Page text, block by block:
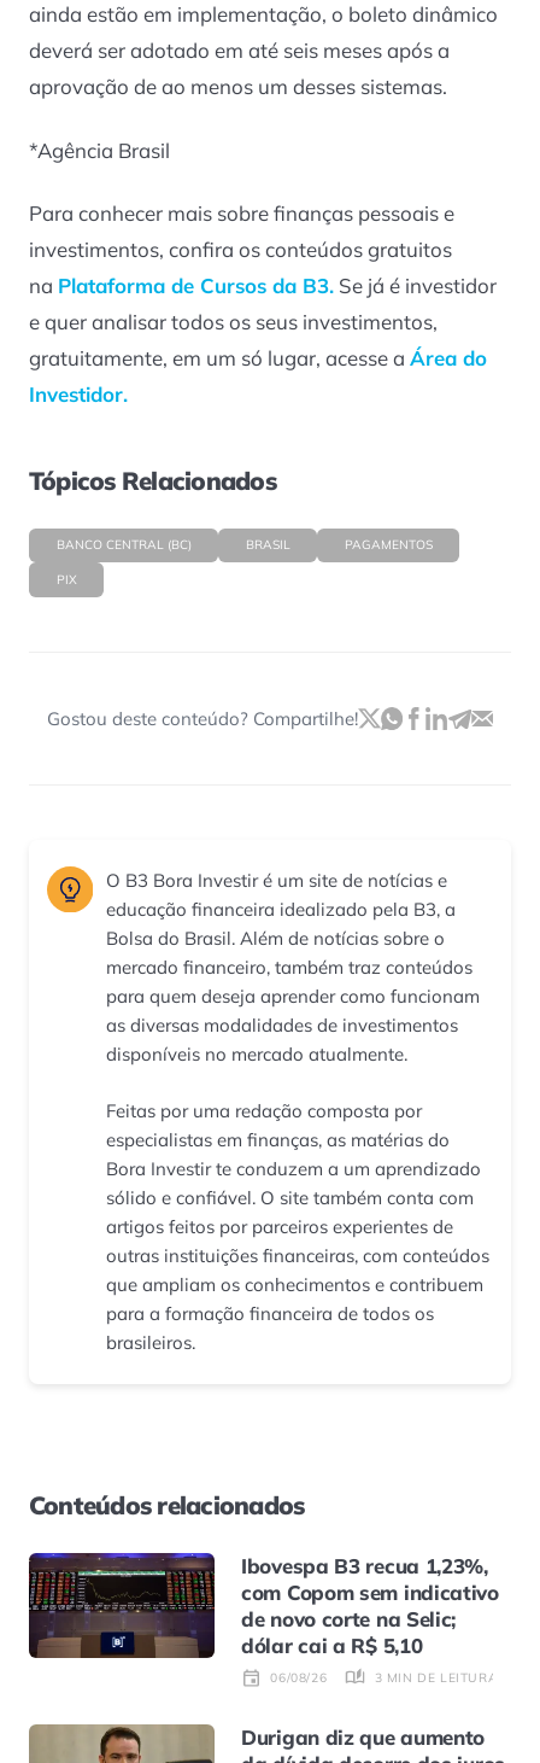
ainda estão em implementação, o boleto dinâmico
deverá ser adotado em até seis meses após a
aprovação de ao menos um desses sistemas.
*Agência Brasil
Para conhecer mais sobre finanças pessoais e
investimentos, confira os conteúdos gratuitos
na Plataforma de Cursos da B3. Se já é investidor
e quer analisar todos os seus investimentos,
gratuitamente, em um só lugar, acesse a Área do
Investidor.
Tópicos Relacionados
BANCO CENTRAL (BC) BRASIL PAGAMENTOS
PIX
Gostou deste conteúdo? Compartilhe!
O B3 Bora Investir é um site de notícias e
educação financeira idealizado pela B3, a
Bolsa do Brasil. Além de notícias sobre o
mercado financeiro, também traz conteúdos
para quem deseja aprender como funcionam
as diversas modalidades de investimentos
disponíveis no mercado atualmente.
Feitas por uma redação composta por
especialistas em finanças, as matérias do
Bora Investir te conduzem a um aprendizado
sólido e confiável. O site também conta com
artigos feitos por parceiros experientes de
outras instituições financeiras, com conteúdos
que ampliam os conhecimentos e contribuem
para a formação financeira de todos os
brasileiros.
Conteúdos relacionados
Ibovespa B3 recua 1,23%,
com Copom sem indicativo
de novo corte na Selic;
dólar cai a R$ 5,10
06/08/26 3 MIN DE LEITURA
Durigan diz que aumento